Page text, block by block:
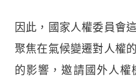
因此，國家人權委員會
聚焦在氣候變遷對人權
的影響，邀請國外人